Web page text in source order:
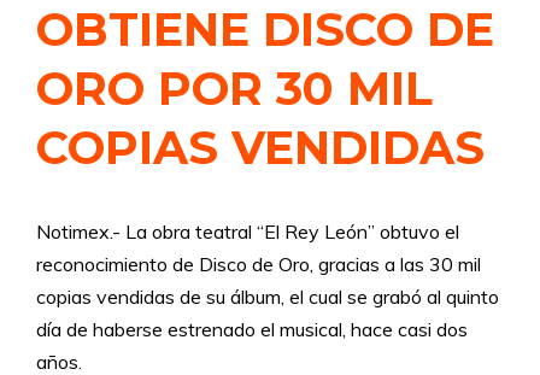
OBTIENE DISCO DE
ORO POR 30 MIL
COPIAS VENDIDAS
Notimex.- La obra teatral “El Rey León” obtuvo el
reconocimiento de Disco de Oro, gracias a las 30 mil
copias vendidas de su álbum, el cual se grabó al quinto
día de haberse estrenado el musical, hace casi dos
años.